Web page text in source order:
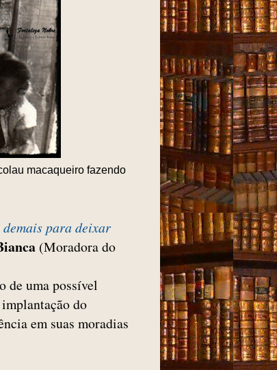
macaqueiro fazendo
para deixar
(Moradora do
de uma possível
do
em suas moradias